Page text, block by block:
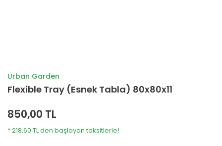
Urban Garden
Flexible Tray (Esnek Tabla) 80x80x11
850,00 TL
* 218,60 TL den başlayan taksitlerle!